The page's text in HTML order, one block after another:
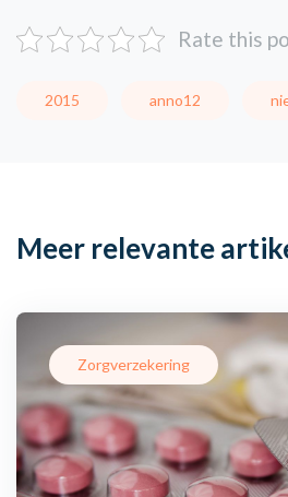
Rate this
2015 anno12
Meer relevante
Zorgverzekering